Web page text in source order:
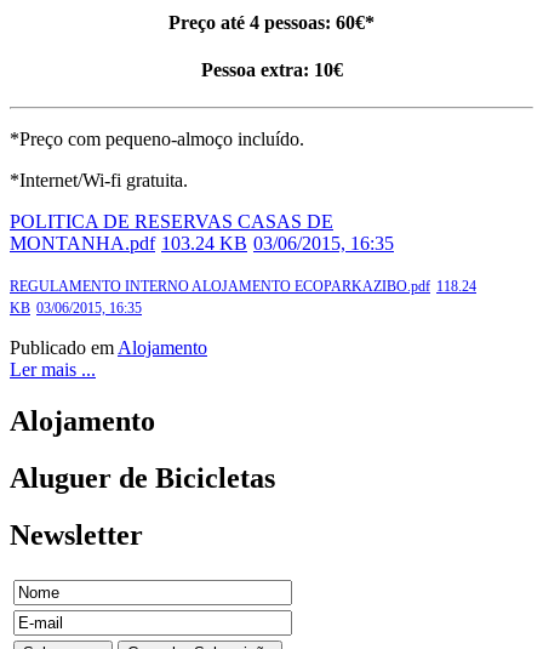
Preço até 4 pessoas: 60€*
Pessoa extra: 10€
*Preço com pequeno-almoço incluído.
*Internet/Wi-fi gratuita.
POLITICA DE RESERVAS CASAS DE
MONTANHA.pdf 103.24 KB 03/06/2015, 16:35
REGULAMENTO INTERNO ALOJAMENTO ECOPARKAZIBO.pdf 118.24
KB 03/06/2015, 16:35
Publicado em Alojamento
Ler mais ...
Alojamento
Aluguer de Bicicletas
Newsletter